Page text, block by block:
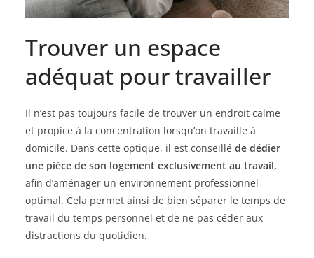
Trouver un espace
adéquat pour travailler
Il n’est pas toujours facile de trouver un endroit calme
et propice à la concentration lorsqu’on travaille à
domicile. Dans cette optique, il est conseillé de dédier
une pièce de son logement exclusivement au travail,
afin d’aménager un environnement professionnel
optimal. Cela permet ainsi de bien séparer le temps de
travail du temps personnel et de ne pas céder aux
distractions du quotidien.